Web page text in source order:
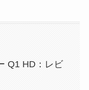
Q1 HD：レビ